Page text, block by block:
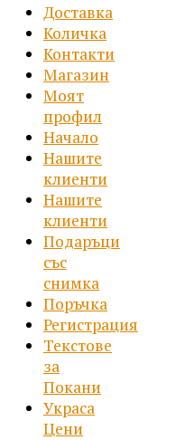
Доставка
Количка
Контакти
Магазин
Моят
профил
Начало
Нашите
клиенти
Нашите
клиенти
Подаръци
със
снимка
Поръчка
Регистрация
Текстове
за
Покани
Украса
Цени